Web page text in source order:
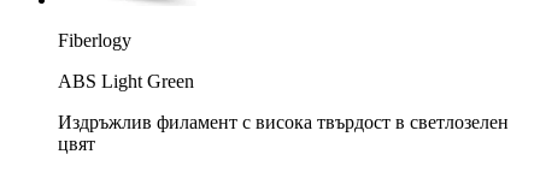
Fiberlogy
ABS Light Green
Издръжлив филамент с висока твърдост в светлозелен
цвят